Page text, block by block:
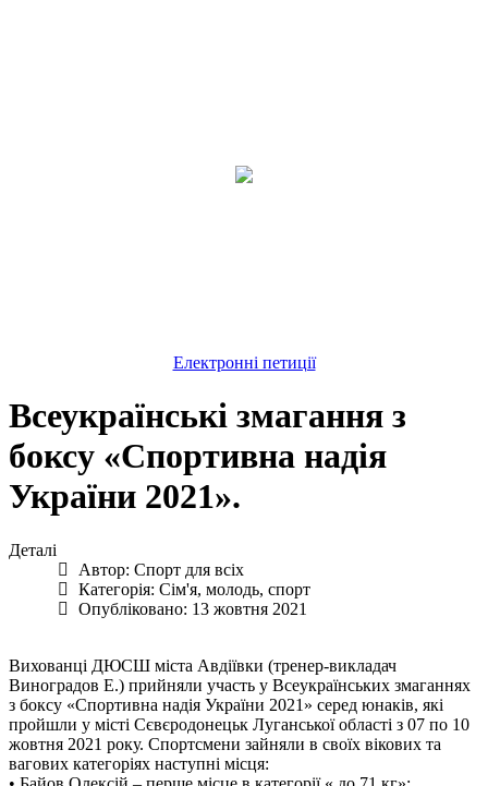
Електронні петиції
Всеукраїнські змагання з
боксу «Спортивна надія
України 2021».
Деталі
Автор: Спорт для всіх
Категорія: Сім'я, молодь, спорт
Опубліковано: 13 жовтня 2021
Вихованці ДЮСШ міста Авдіївки (тренер-викладач
Виноградов Е.) прийняли участь у Всеукраїнських змаганнях
з боксу «Спортивна надія України 2021» серед юнаків, які
пройшли у місті Сєвєродонецьк Луганської області з 07 по 10
жовтня 2021 року. Спортсмени зайняли в своїх вікових та
вагових категоріях наступні місця: